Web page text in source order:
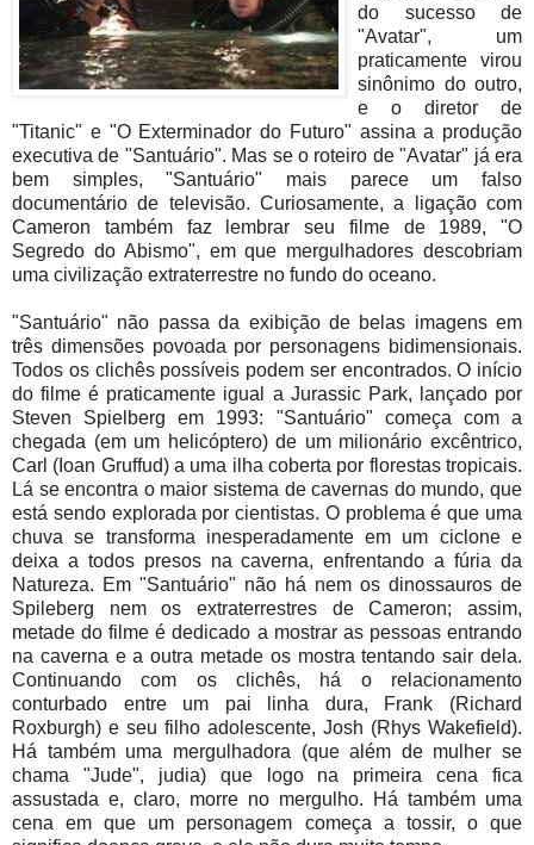
do sucesso de
"Avatar", um
praticamente virou
sinônimo do outro,
e o diretor de
"Titanic" e "O Exterminador do Futuro" assina a produção
executiva de "Santuário". Mas se o roteiro de "Avatar" já era
bem simples, "Santuário" mais parece um falso
documentário de televisão. Curiosamente, a ligação com
Cameron também faz lembrar seu filme de 1989, "O
Segredo do Abismo", em que mergulhadores descobriam
uma civilização extraterrestre no fundo do oceano.
"Santuário" não passa da exibição de belas imagens em
três dimensões povoada por personagens bidimensionais.
Todos os clichês possíveis podem ser encontrados. O início
do filme é praticamente igual a Jurassic Park, lançado por
Steven Spielberg em 1993: "Santuário" começa com a
chegada (em um helicóptero) de um milionário excêntrico,
Carl (Ioan Gruffud) a uma ilha coberta por florestas tropicais.
Lá se encontra o maior sistema de cavernas do mundo, que
está sendo explorada por cientistas. O problema é que uma
chuva se transforma inesperadamente em um ciclone e
deixa a todos presos na caverna, enfrentando a fúria da
Natureza. Em "Santuário" não há nem os dinossauros de
Spileberg nem os extraterrestres de Cameron; assim,
metade do filme é dedicado a mostrar as pessoas entrando
na caverna e a outra metade os mostra tentando sair dela.
Continuando com os clichês, há o relacionamento
conturbado entre um pai linha dura, Frank (Richard
Roxburgh) e seu filho adolescente, Josh (Rhys Wakefield).
Há também uma mergulhadora (que além de mulher se
chama "Jude", judia) que logo na primeira cena fica
assustada e, claro, morre no mergulho. Há também uma
cena em que um personagem começa a tossir, o que